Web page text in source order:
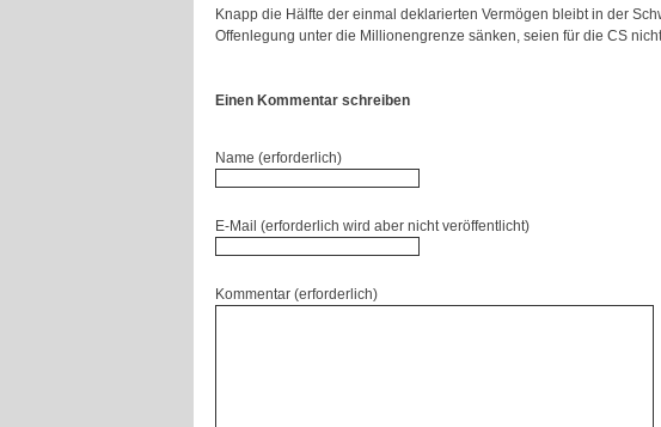
Knapp die Hälfte der einmal deklarierten Vermögen bleibt in der
Offenlegung unter die Millionengrenze sänken, seien für die CS
Einen Kommentar schreiben
Name (erforderlich)
E-Mail (erforderlich wird aber nicht veröffentlicht)
Kommentar (erforderlich)